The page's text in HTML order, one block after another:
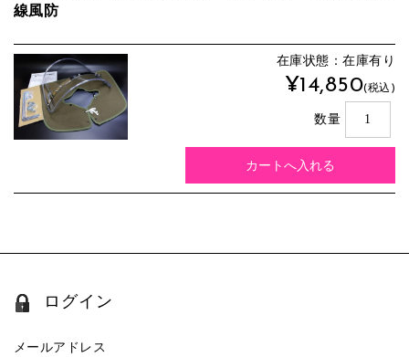
線風防
在庫状態：在庫有り
¥14,850(税込)
数量
ログイン
メールアドレス